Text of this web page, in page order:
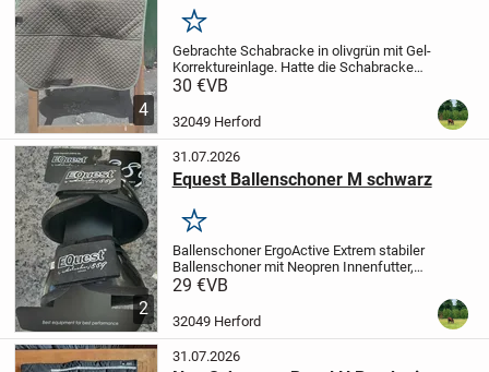
4
Merken
Gebrachte Schabracke in olivgrün mit Gel-
Korrektureinlage. Hatte die Schabracke
unter einem VSD Sattel mit 17 und 18
vorhanden. Da die neue EU-Richtlinie...
30 €VB
32049 Herford
2
31.07.2026
Equest Ballenschoner M schwarz
Merken
Ballenschoner ErgoActive Extrem stabiler
Ballenschoner mit Neopren Innenfutter,
schützt den Hufballen vor Tritt- und
anatomischen Schnitt sowie dem starken
doppelten...
29 €VB
32049 Herford
31.07.2026